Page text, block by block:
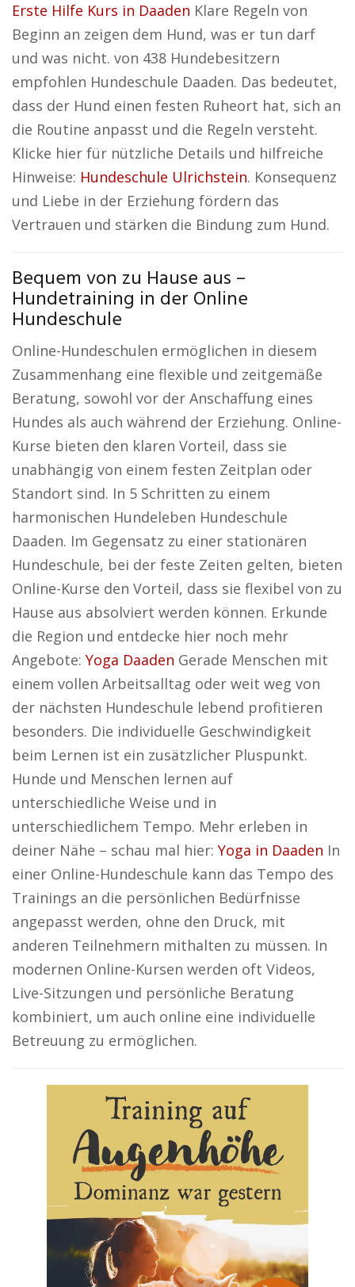
Erste Hilfe Kurs in Daaden Klare Regeln von
Beginn an zeigen dem Hund, was er tun darf
und was nicht. von 438 Hundebesitzern
empfohlen Hundeschule Daaden. Das bedeutet,
dass der Hund einen festen Ruheort hat, sich an
die Routine anpasst und die Regeln versteht.
Klicke hier für nützliche Details und hilfreiche
Hinweise: Hundeschule Ulrichstein. Konsequenz
und Liebe in der Erziehung fördern das
Vertrauen und stärken die Bindung zum Hund.
Bequem von zu Hause aus –
Hundetraining in der Online
Hundeschule
Online-Hundeschulen ermöglichen in diesem
Zusammenhang eine flexible und zeitgemäße
Beratung, sowohl vor der Anschaffung eines
Hundes als auch während der Erziehung. Online-
Kurse bieten den klaren Vorteil, dass sie
unabhängig von einem festen Zeitplan oder
Standort sind. In 5 Schritten zu einem
harmonischen Hundeleben Hundeschule
Daaden. Im Gegensatz zu einer stationären
Hundeschule, bei der feste Zeiten gelten, bieten
Online-Kurse den Vorteil, dass sie flexibel von zu
Hause aus absolviert werden können. Erkunde
die Region und entdecke hier noch mehr
Angebote: Yoga Daaden Gerade Menschen mit
einem vollen Arbeitsalltag oder weit weg von
der nächsten Hundeschule lebend profitieren
besonders. Die individuelle Geschwindigkeit
beim Lernen ist ein zusätzlicher Pluspunkt.
Hunde und Menschen lernen auf
unterschiedliche Weise und in
unterschiedlichem Tempo. Mehr erleben in
deiner Nähe – schau mal hier: Yoga in Daaden In
einer Online-Hundeschule kann das Tempo des
Trainings an die persönlichen Bedürfnisse
angepasst werden, ohne den Druck, mit
anderen Teilnehmern mithalten zu müssen. In
modernen Online-Kursen werden oft Videos,
Live-Sitzungen und persönliche Beratung
kombiniert, um auch online eine individuelle
Betreuung zu ermöglichen.